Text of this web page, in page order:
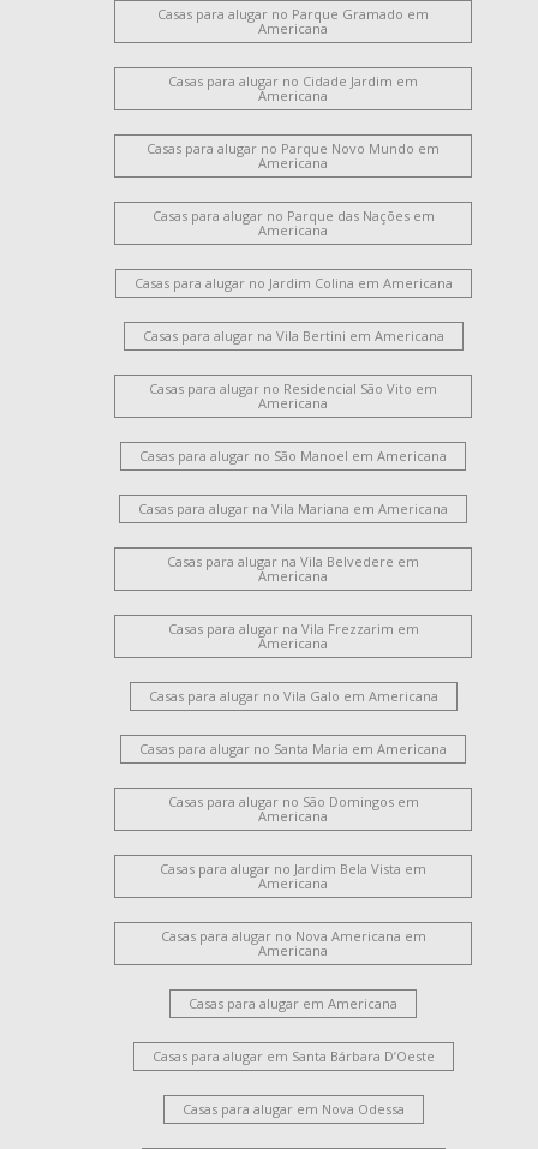
Casas para alugar no Parque Gramado em
Americana
Casas para alugar no Cidade Jardim em
Americana
Casas para alugar no Parque Novo Mundo em
Americana
Casas para alugar no Parque das Nações em
Americana
Casas para alugar no Jardim Colina em Americana
Casas para alugar na Vila Bertini em Americana
Casas para alugar no Residencial São Vito em
Americana
Casas para alugar no São Manoel em Americana
Casas para alugar na Vila Mariana em Americana
Casas para alugar na Vila Belvedere em
Americana
Casas para alugar na Vila Frezzarim em
Americana
Casas para alugar no Vila Galo em Americana
Casas para alugar no Santa Maria em Americana
Casas para alugar no São Domingos em
Americana
Casas para alugar no Jardim Bela Vista em
Americana
Casas para alugar no Nova Americana em
Americana
Casas para alugar em Americana
Casas para alugar em Santa Bárbara D’Oeste
Casas para alugar em Nova Odessa